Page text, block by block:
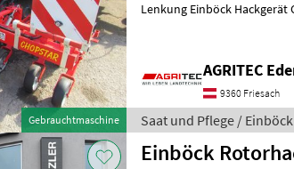
Gebrauchtmaschine
Lenkung Einböck Hackgerät
AGRITEC
9360 Friesach
Saat und Pflege / Einböck
Einböck